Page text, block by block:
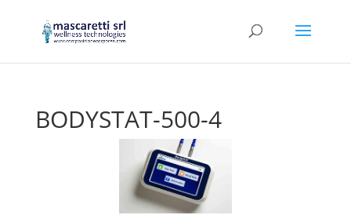
BODYSTAT-500-4